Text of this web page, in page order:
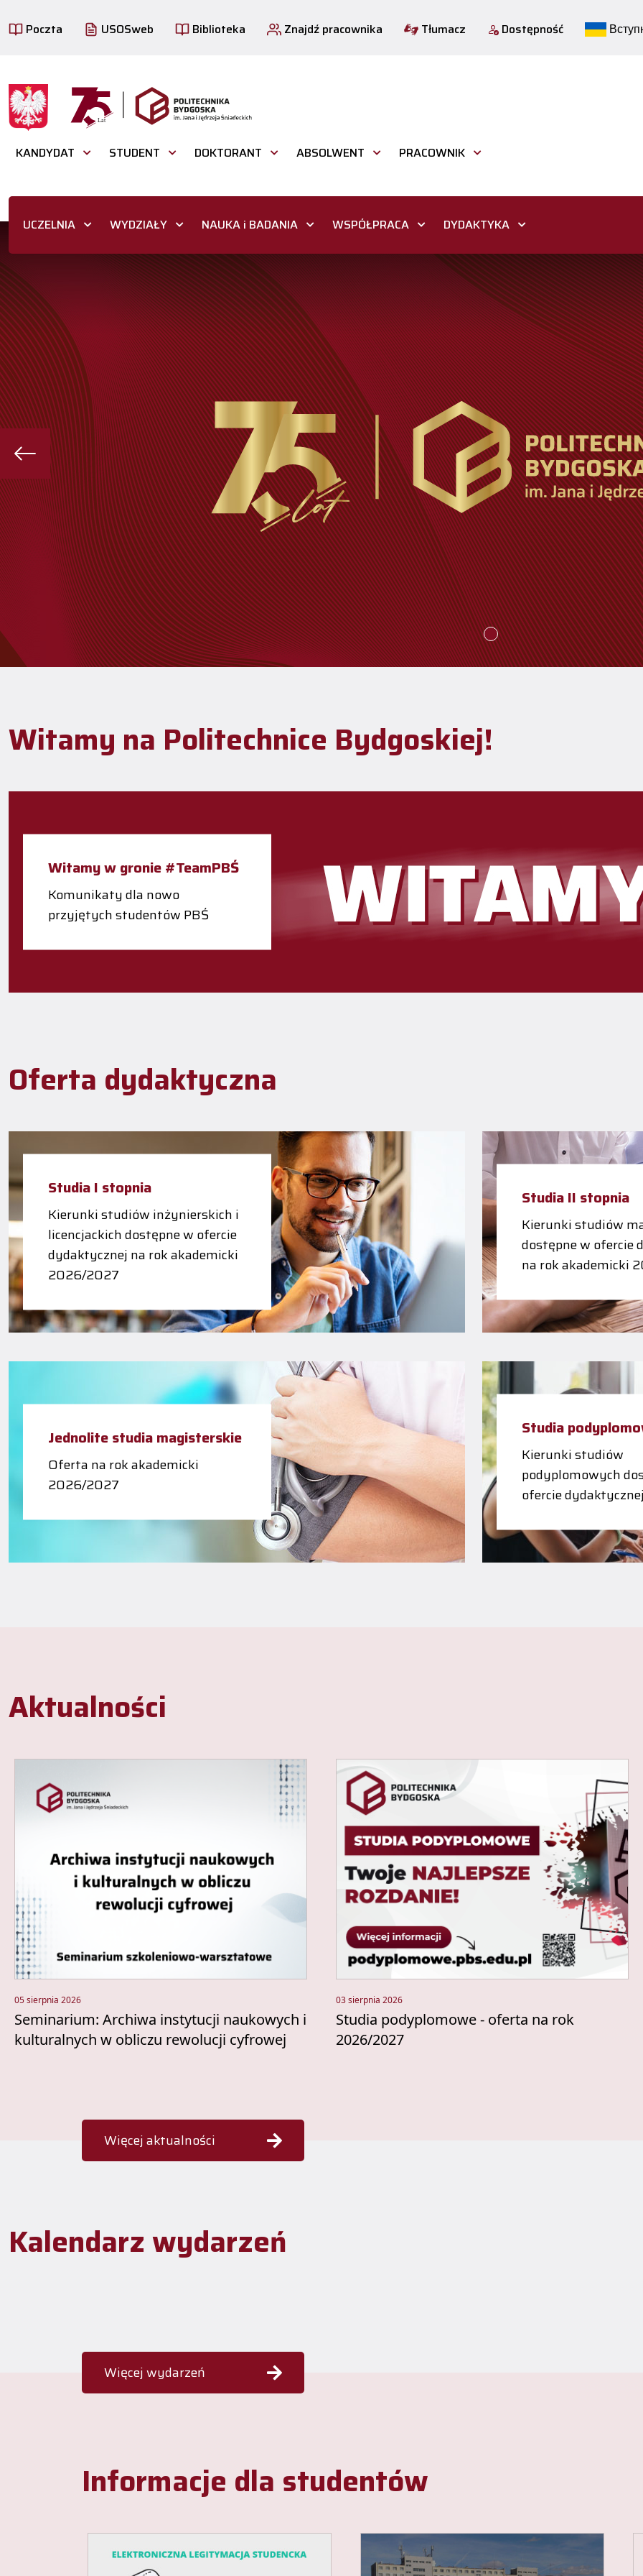
Poczta USOSweb Biblioteka Znajdź pracownika Tłumacz Dostępność
KANDYDAT STUDENT DOKTORANT ABSOLWENT PRACOWNIK
UCZELNIA WYDZIAŁY NAUKA i BADANIA WSPÓŁPRACA DYDAKTYKA
Witamy na Politechnice Bydgoskiej!
Witamy w gronie #TeamPBŚ
Komunikaty dla nowo
przyjętych studentów PBŚ
Oferta dydaktyczna
Studia I stopnia
Kierunki studiów inżynierskich i
licencjackich dostępne w ofercie
dydaktycznej na rok akademicki
2026/2027
Studia II stopnia
Kierunki studiów
dostępne w ofercie
na rok akademicki
Jednolite studia magisterskie
Oferta na rok akademicki
2026/2027
Studia
Kierunki studiów
podyplomowych
ofercie
Aktualności
05 sierpnia 2026
Seminarium: Archiwa instytucji naukowych i
kulturalnych w obliczu rewolucji cyfrowej
03 sierpnia 2026
Studia podyplomowe - oferta na rok
2026/2027
Więcej aktualności
Kalendarz wydarzeń
Więcej wydarzeń
Informacje dla studentów